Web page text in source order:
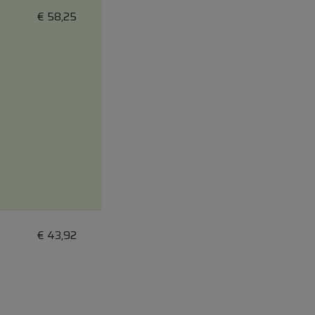
€ 58,25
€ 43,92